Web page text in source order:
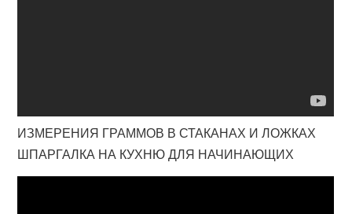
ИЗМЕРЕНИЯ ГРАММОВ В СТАКАНАХ И ЛОЖКАХ
ШПАРГАЛКА НА КУХНЮ ДЛЯ НАЧИНАЮЩИХ